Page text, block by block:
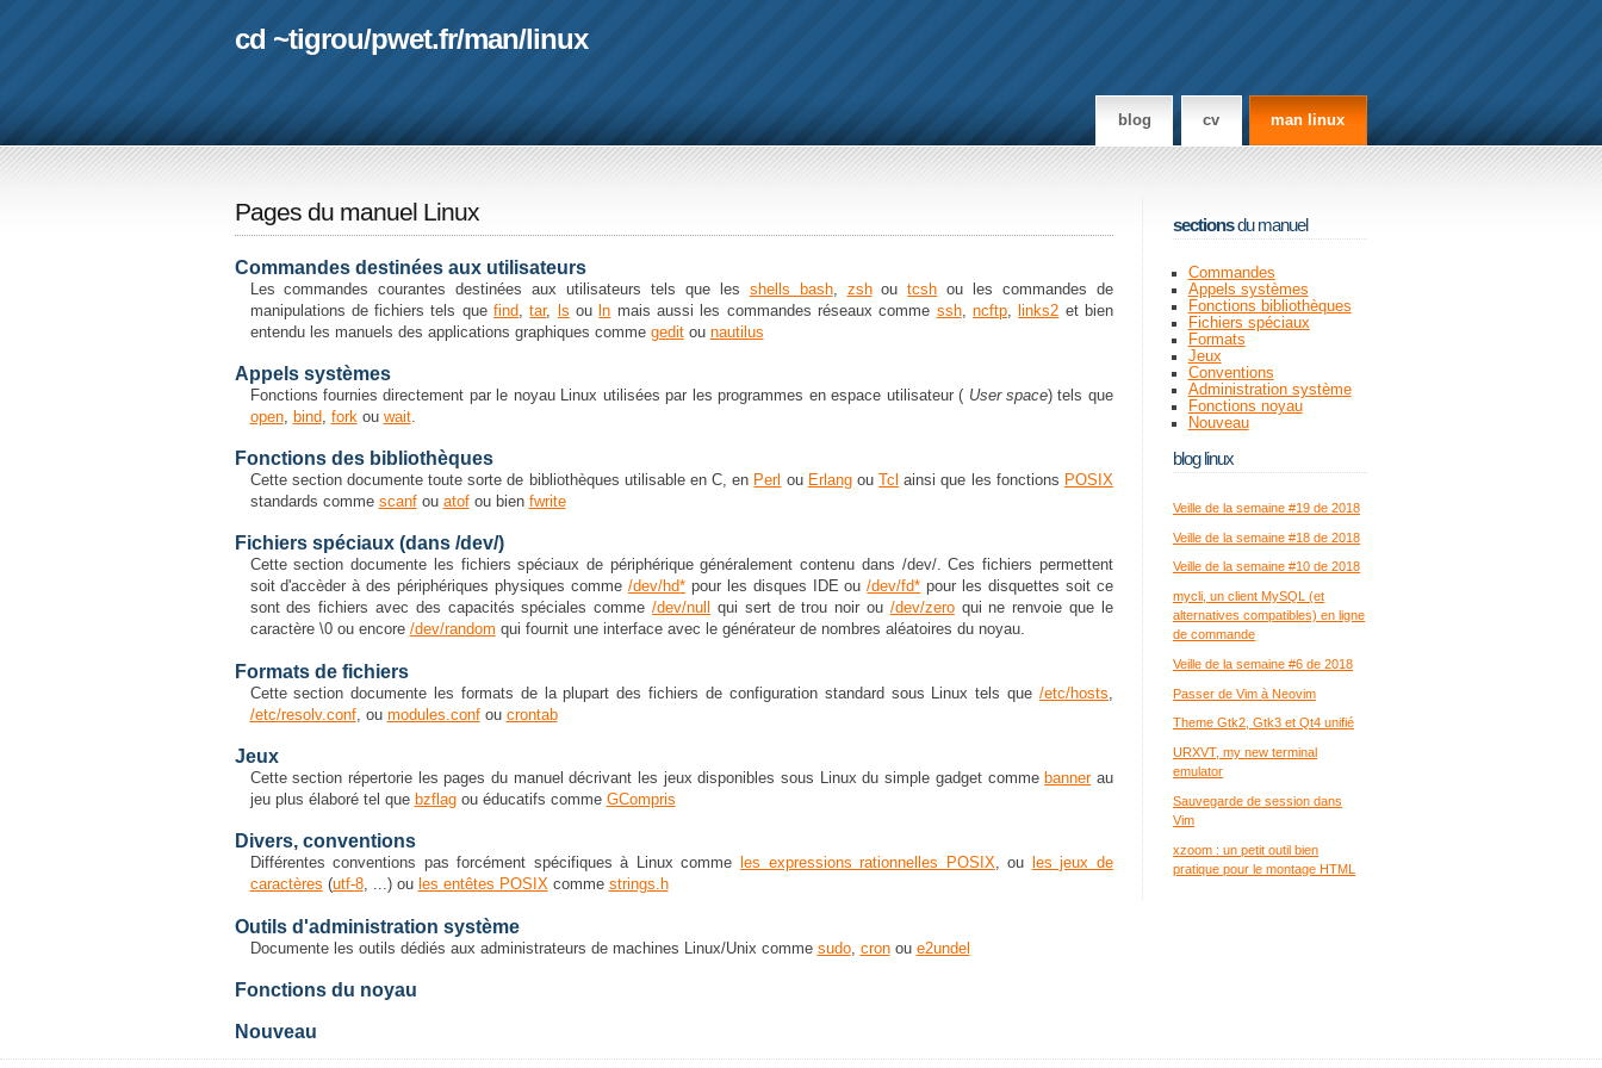
cd ~tigrou/pwet.fr/man/linux
blog cv man linux
Pages du manuel Linux
Commandes destinées aux utilisateurs
Les commandes courantes destinées aux utilisateurs tels que les shells bash, zshoutcsh ou les commandes de
manipulations de fichiers tels quefind ,tar, ls ou ln mais aussi les commandes réseaux comme ssh,ncftp links2 et bien
entendu les manuels des applications graphiques comme geditou nautilus
Appels systèmes
Fonctions fournies directement par le noyau Linux utilisées par les programmes en espace utilisateur ( User space) tels que
open, bind, forkou wait.
Fonctions des bibliothèques
Cette section documente toute sorte de bibliothèques utilisable en C, en Perl ou Erlangou Tcl ainsi que les fonctions POSIX
standards comme scanfou atofou bien fwrite
Fichiers spéciaux (dans /dev/)
Cette section documente les fichiers spéciaux de périphérique généralement contenu dans /dev/. Ces fichiers permettent
soit d'accèder à des périphériques physiques comme /dev/hd*pour les disques IDE ou/dev/fd* pour les disquettes soit ce
sont des fichiers avec des capacités spéciales comme/dev/null qui sert de trou noir ou /dev/zeroqui ne renvoie que le
caractère \0 ou encore /dev/random qui fournit une interface avec le générateur de nombres aléatoires du noyau.
Formats de fichiers
Cette section documente les formats de la plupart des fichiers de configuration standard sous Linux tels que /etc/hosts
/etc/resolv.conf, ou modules.confou crontab
Jeux
Cette section répertorie les pages du manuel décrivant les jeux disponibles sous Linux du simple gadget comme bannerau
jeu plus élaboré tel que bzflagou éducatifs comme GCompris
Divers, conventions
Différentes conventions pas forcément spécifiques à Linux comme les expressions rationnelles POSIX, ou
les jeux de
caractères (utf-8, ...) ou les entêtes POSIXcomme strings.h
Outils d'administration système
Documente les outils dédiés aux administrateurs de machines Linux/Unix comme sudo, cronou e2undel
Fonctions du noyau
Nouveau
sectionsdu manuel
Commandes
Appels systèmes
Fonctions bibliothèques
Fichiers spéciaux
Formats
Jeux
Conventions
Administration système
Fonctions noyau
Nouveau
blog linux
Veille de la semaine #19 de 2018
Veille de la semaine #18 de 2018
Veille de la semaine #10 de 2018
mycli, un client MySQL (et
alternatives compatibles) en ligne
de commande
Veille de la semaine #6 de 2018
Passer de Vim à Neovim
Theme Gtk2, Gtk3 et Qt4 unifié
URXVT, my new terminal
emulator
Sauvegarde de session dans
Vim
xzoom : un petit outil bien
pratique pour le montage HTML